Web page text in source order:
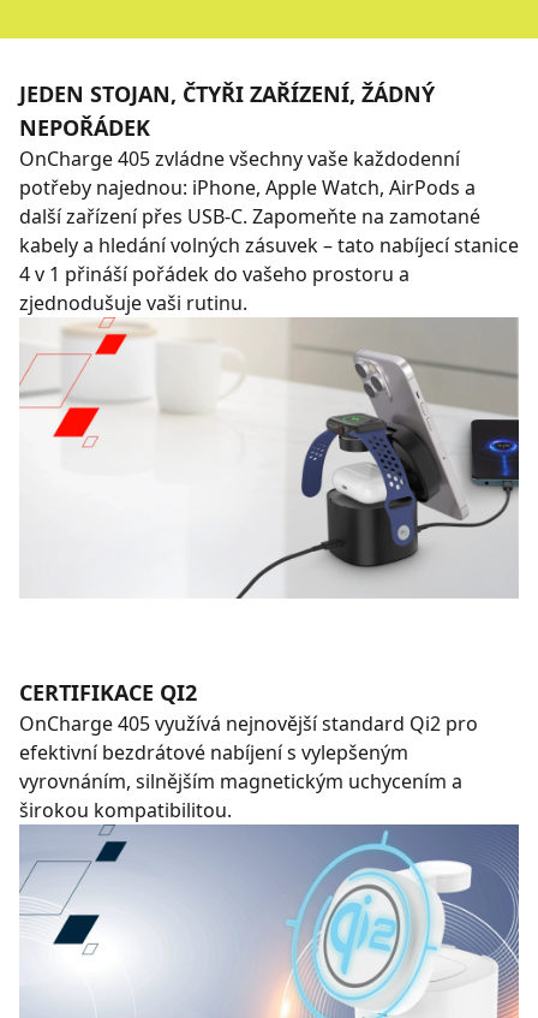
JEDEN STOJAN, ČTYŘI ZAŘÍZENÍ, ŽÁDNÝ
NEPOŘÁDEK
OnCharge 405 zvládne všechny vaše každodenní
potřeby najednou: iPhone, Apple Watch, AirPods a
další zařízení přes USB-C. Zapomeňte na zamotané
kabely a hledání volných zásuvek – tato nabíjecí stanice
4 v 1 přináší pořádek do vašeho prostoru a
zjednodušuje vaši rutinu.
CERTIFIKACE QI2
OnCharge 405 využívá nejnovější standard Qi2 pro
efektivní bezdrátové nabíjení s vylepšeným
vyrovnáním, silnějším magnetickým uchycením a
širokou kompatibilitou.